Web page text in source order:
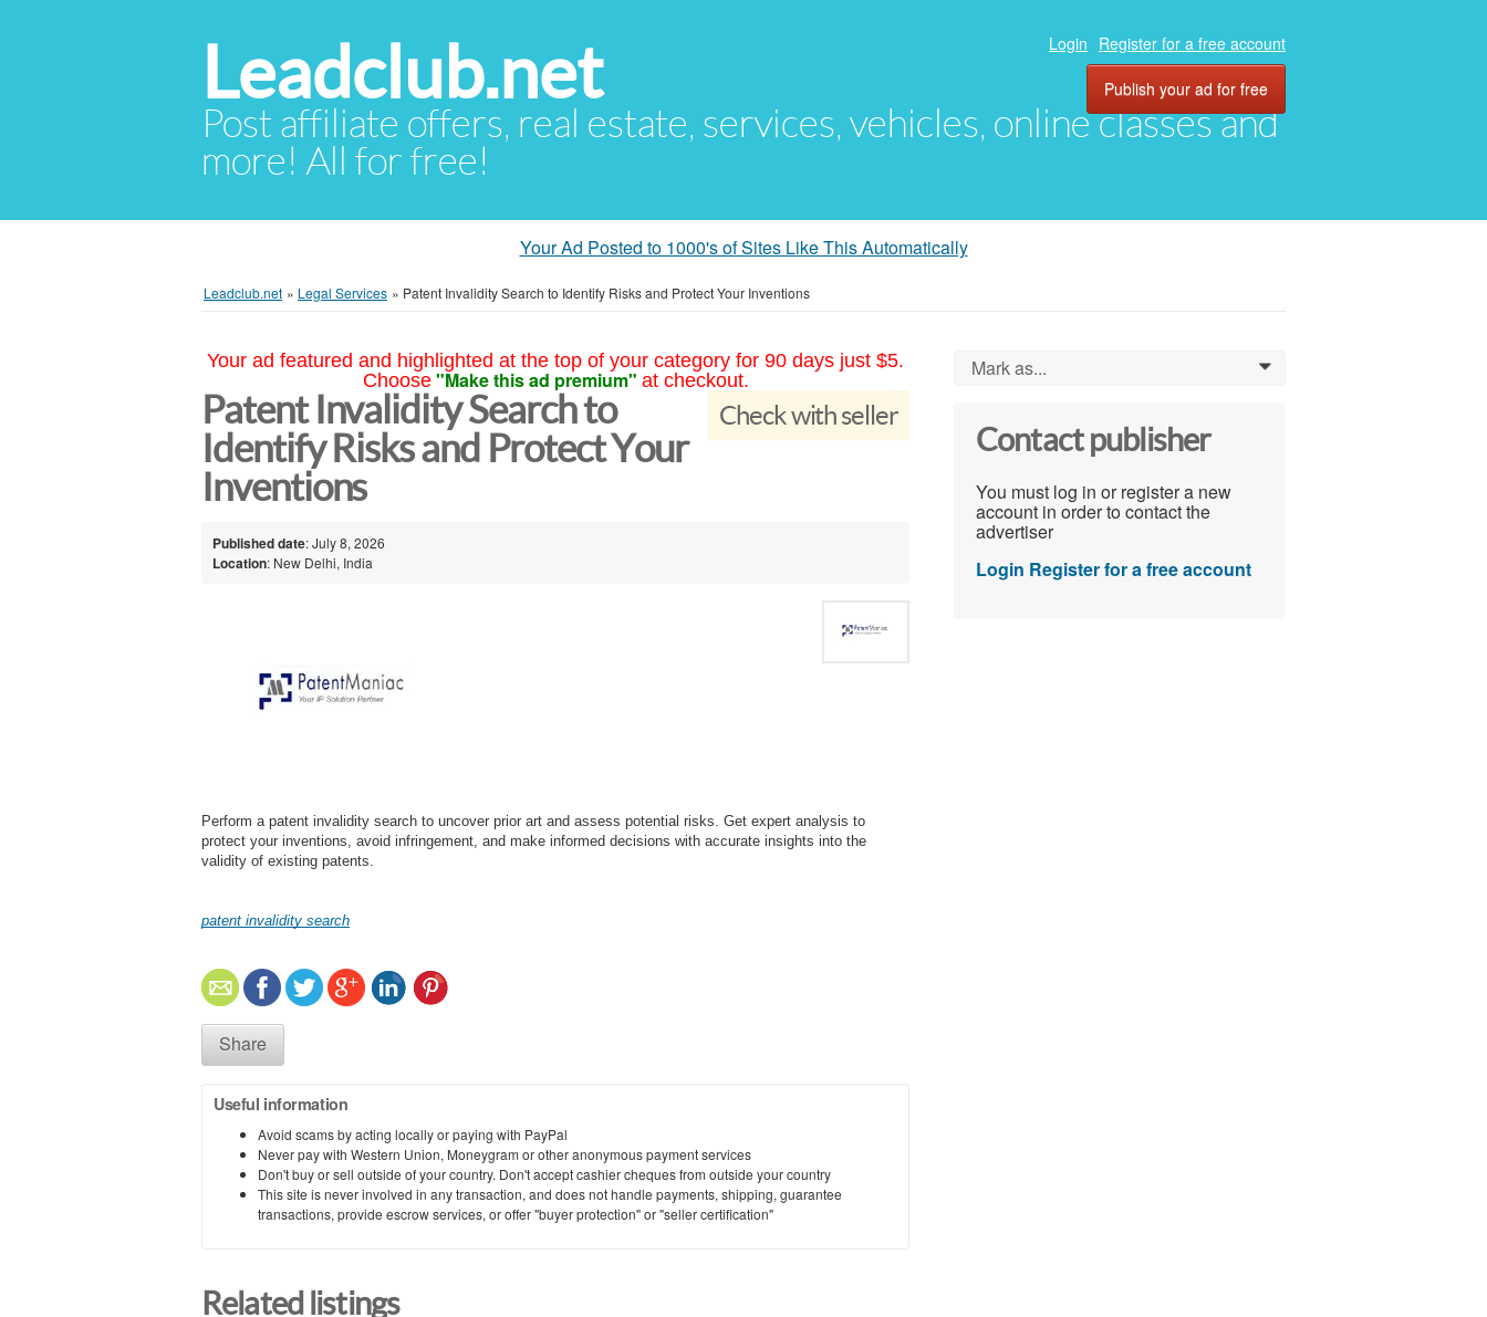
Leadclub.net
Post affiliate offers, real estate, services, vehicles, online classes and
more! All for free!
Login Register for a free account
Publish your ad for free
Your Ad Posted to 1000's of Sites Like This Automatically
Leadclub.net » Legal Services » Patent Invalidity Search to Identify Risks and Protect Your Inventions
Your ad featured and highlighted at the top of your category for 90 days just $5.
Choose "Make this ad premium" at checkout.
Check with seller
Patent Invalidity Search to
Identify Risks and Protect Your
Inventions
Published date: July 8, 2026
Location: New Delhi, India
Perform a patent invalidity search to uncover prior art and assess potential risks. Get expert analysis to
protect your inventions, avoid infringement, and make informed decisions with accurate insights into the
validity of existing patents.
patent invalidity search
Share
Useful information
Avoid scams by acting locally or paying with PayPal
Never pay with Western Union, Moneygram or other anonymous payment services
Don't buy or sell outside of your country. Don't accept cashier cheques from outside your country
This site is never involved in any transaction, and does not handle payments, shipping, guarantee
transactions, provide escrow services, or offer "buyer protection" or "seller certification"
Related listings
Mark as... 0
Contact publisher
You must log in or register a new
account in order to contact the
advertiser
Login Register for a free account